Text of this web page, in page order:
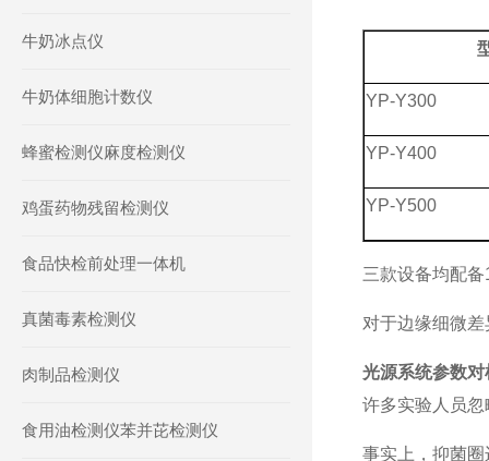
YP-Y300
YP-Y400
YP-Y500
三款设备均配备
对于边缘细微
光源系统参数
许多实验人员
事实上，抑菌
牛奶冰点仪
牛奶体细胞计数仪
蜂蜜检测仪麻度检测仪
鸡蛋药物残留检测仪
食品快检前处理一体机
真菌毒素检测仪
肉制品检测仪
食用油检测仪苯并芘检测仪